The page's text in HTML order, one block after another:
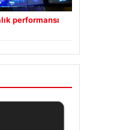
performansı